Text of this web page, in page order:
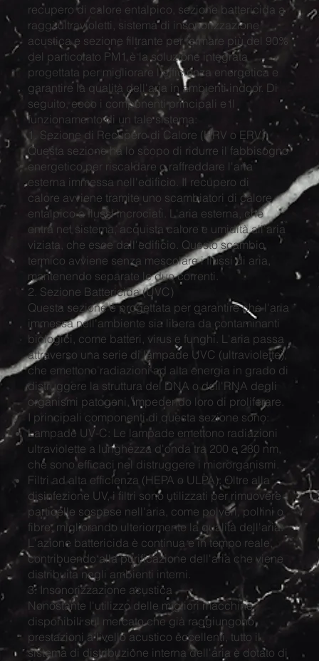
recupero di calore entalpico, sezione battericida a
raggi ultravioletti, sistema di insonorizzazione
acustica e sezione filtrante per fermare più del 90%
del particolato PM1 è la soluzione integrata
progettata per migliorare l'efficienza energetica e
garantire la qualità dell'aria in ambienti indoor. Di
seguito, ecco i componenti principali e il
funzionamento di un tale sistema:
1. Sezione di Recupero di Calore (HRV o ERV)
Questa sezione ha lo scopo di ridurre il fabbisogno
energetico per riscaldare o raffreddare l'aria
esterna immessa nell'edificio. Il recupero di
calore avviene tramite uno scambiatori di calore
entalpico a flussi incrociati. L'aria esterna, che
entra nel sistema, acquista calore e umidità all'aria
viziata, che esce dall'edificio. Questo scambio
termico avviene senza mescolare i flussi di aria,
mantenendo separate le due correnti.
​2. Sezione Battericida (UVC)
Questa sezione è progettata per garantire che l'aria
immessa nell'ambiente sia libera da contaminanti
biologici, come batteri, virus e funghi. L'aria passa
attraverso una serie di lampade UVC (ultraviolette),
che emettono radiazioni ad alta energia in grado di
distruggere la struttura del DNA o dell'RNA degli
organismi patogeni, impedendo loro di proliferare.
I principali componenti di questa sezione sono:
Lampade UV-C: Le lampade emettono radiazioni
ultraviolette a lunghezza d'onda tra 200 e 280 nm,
che sono efficaci nel distruggere i microrganismi.
Filtri ad alta efficienza (HEPA o ULPA): Oltre alla
disinfezione UV, i filtri sono utilizzati per rimuovere
particelle sospese nell'aria, come polveri, pollini o
fibre, migliorando ulteriormente la qualità dell'aria.
L'azione battericida è continua e in tempo reale,
contribuendo alla purificazione dell'aria che viene
distribuita negli ambienti interni.
3. Insonorizzazione acustica
Nonostante l'utilizzo delle migliori macchine
disponibili sul mercato che già raggiungono
prestazioni a livello acustico eccellenti, tutto il
sistema di distribuzione interna dell'aria è dotato di